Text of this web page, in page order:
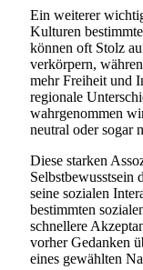
Ein weiterer
Kulturen
können oft Stolz
verkörpern,
mehr Freiheit und
regionale
wahrgenommen
neutral oder sogar
Diese starken
Selbstbewusstsein
seine sozialen
bestimmten
schnellere
vorher Gedanken
eines gewählten